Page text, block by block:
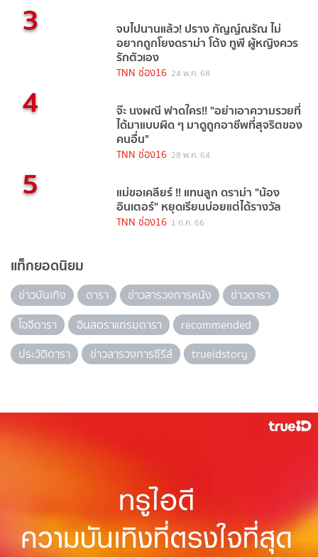
3 จบไปนานแล้ว! ปราง กัญญ์ณรัณ ไม่
อยากถูกโยงดราม่า โต้ง ทูพี ผู้หญิงควร
รักตัวเอง
TNN ช่อง16 24 พ.ค. 68
4 จ๊ะ นงผณี ฟาดใคร!! "อย่าเอาความรวยที่
ได้มาแบบผิด ๆ มาดูถูกอาชีพที่สุจริตของ
คนอื่น"
TNN ช่อง16 28 พ.ค. 64
5 แม่ขอเคลียร์ !! แทนลูก ดราม่า "น้อง
อินเตอร์" หยุดเรียนบ่อยแต่ได้รางวัล
TNN ช่อง16 1 ก.ค. 66
แท็กยอดนิยม
ข่าวบันเทิง ดารา ข่าวสารวงการหนัง
ข่าวดารา
ไอจีดารา
อินสตราแกรมดารา
recommended
ประวัติดารา
ข่าวสารวงการซีรีส์ trueidstory